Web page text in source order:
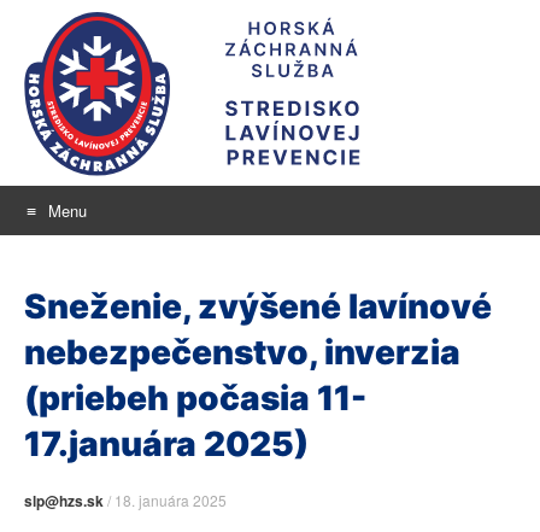
prevencie
Menu
content
Sneženie, zvýšené lavínové
nebezpečenstvo, inverzia
(priebeh počasia 11-
17.januára 2025)
slp@hzs.sk/ 18. januára 2025